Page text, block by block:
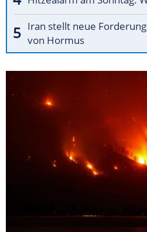
Iran stellt neue
von Hormus